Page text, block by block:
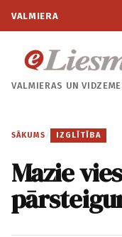
VALMIERA
VALMIERAS UN
SĀKUMS / IZGLĪTĪBA
Mazie